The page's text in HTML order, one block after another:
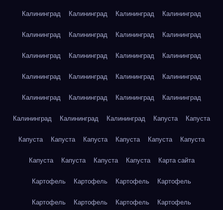
Калининград Калининград Калининград Калининград
Калининград Калининград Калининград Калининград
Калининград Калининград Калининград Калининград
Калининград Калининград Калининград Калининград
Калининград Калининград Калининград Калининград
Калининград Калининград Калининград Капуста Капуста
Капуста Капуста Капуста Капуста Капуста Капуста
Капуста Капуста Капуста Капуста Карта сайта
Картофель Картофель Картофель Картофель
Картофель Картофель Картофель Картофель